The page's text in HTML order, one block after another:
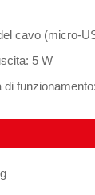
cavo (micro-
5 W
di